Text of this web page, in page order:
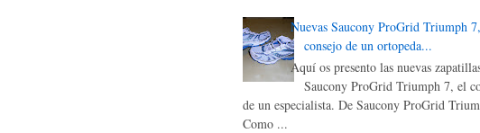
Nuevas Saucony ProGrid Triumph
consejo de un ortopeda...
Aquí os presento las nuevas
Saucony ProGrid Triumph 7, el
de un especialista. De Saucony ProGrid
Como ...